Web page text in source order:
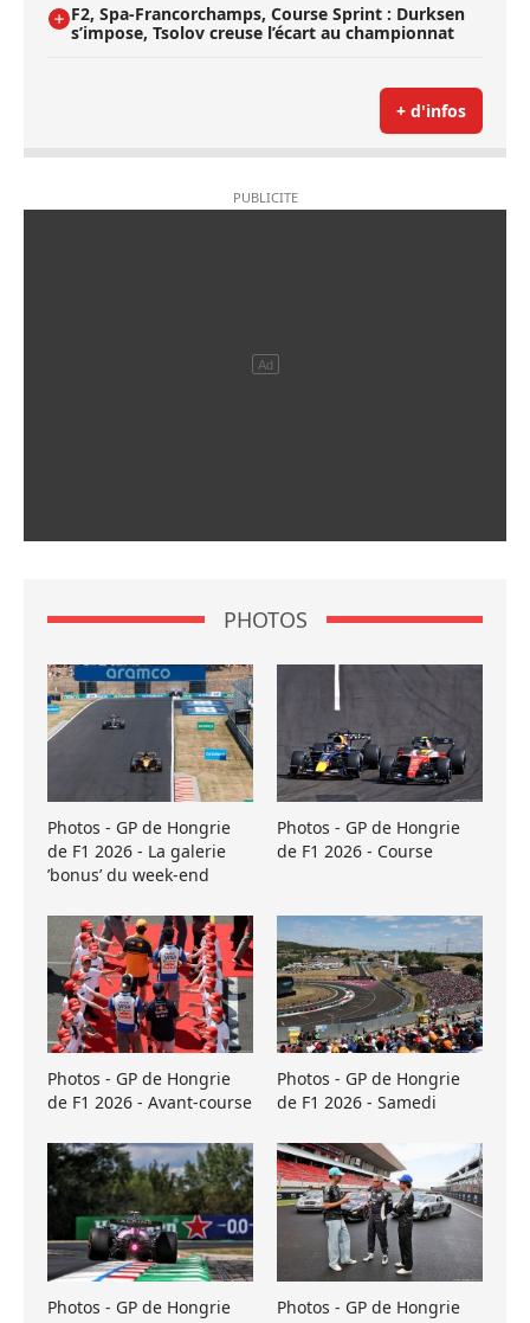
F2, Spa-Francorchamps, Course Sprint : Durksen
s’impose, Tsolov creuse l’écart au championnat
+ d'infos
PHOTOS
Photos - GP de Hongrie
de F1 2026 - La galerie
’bonus’ du week-end
Photos - GP de Hongrie
de F1 2026 - Course
Photos - GP de Hongrie
de F1 2026 - Avant-course
Photos - GP de Hongrie
de F1 2026 - Samedi
Photos - GP de Hongrie
Photos - GP de Hongrie